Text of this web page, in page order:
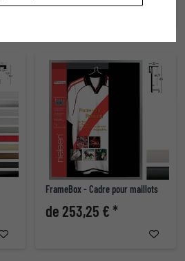
FrameBox - Cadre pour maillots
de 253,25 € *